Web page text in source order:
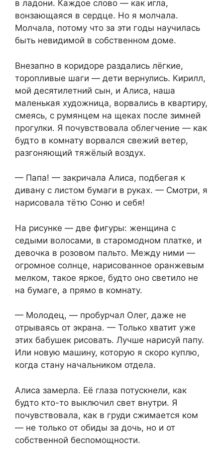
в ладони. Каждое слово — как игла,
вонзающаяся в сердце. Но я молчала.
Молчала, потому что за эти годы научилась
быть невидимой в собственном доме.
Внезапно в коридоре раздались лёгкие,
торопливые шаги — дети вернулись. Кирилл,
мой десятилетний сын, и Алиса, наша
маленькая художница, ворвались в квартиру,
смеясь, с румянцем на щеках после зимней
прогулки. Я почувствовала облегчение — как
будто в комнату ворвался свежий ветер,
разгоняющий тяжёлый воздух.
— Папа! — закричала Алиса, подбегая к
дивану с листом бумаги в руках. — Смотри, я
нарисовала тётю Соню и себя!
На рисунке — две фигуры: женщина с
седыми волосами, в старомодном платке, и
девочка в розовом пальто. Между ними —
огромное солнце, нарисованное оранжевым
мелком, такое яркое, будто оно светило не
на бумаге, а прямо в комнату.
— Молодец, — пробурчал Олег, даже не
отрываясь от экрана. — Только хватит уже
этих бабушек рисовать. Лучше нарисуй папу.
Или новую машину, которую я скоро куплю,
когда стану начальником отдела.
Алиса замерла. Её глаза потускнели, как
будто кто-то выключил свет внутри. Я
почувствовала, как в груди сжимается ком
— не только от обиды за дочь, но и от
собственной беспомощности.